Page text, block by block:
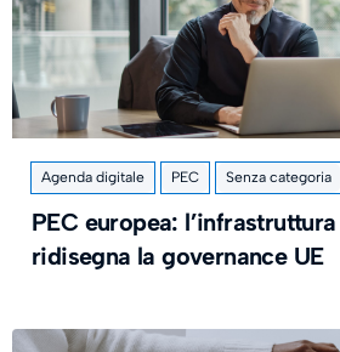
Agenda digitale PEC Senza categoria
PEC europea:
ridisegna la governance UE